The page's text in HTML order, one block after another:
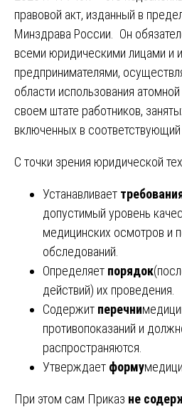
правовой акт, изданный в
Минздрава России. Он
всеми юридическими лицами и
предпринимателями,
области использования
своем штате работников,
включенных в соответствующий
С точки зрения юридической
Устанавливает
допустимый уровень
медицинских осмотров и
обследований.
Определяет порядок
действий) их проведения.
Содержит перечни
противопоказаний и
распространяются.
Утверждает форму
При этом сам Приказ не